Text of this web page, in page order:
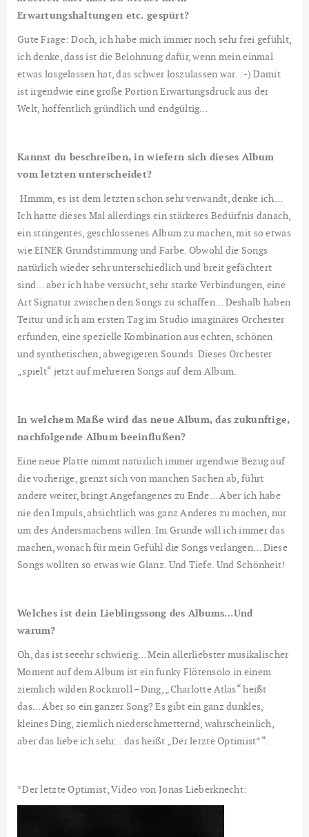
Erwartungshaltungen etc. gespürt?
Gute Frage: Doch, ich habe mich immer noch sehr frei gefühlt,
ich denke, dass ist die Belohnung dafür, wenn mein einmal
etwas losgelassen hat, das schwer loszulassen war. :-) Damit
ist irgendwie eine große Portion Erwartungsdruck aus der
Welt, hoffentlich gründlich und endgültig…
Kannst du beschreiben, in wiefern sich dieses Album
vom letzten unterscheidet?
Hmmm, es ist dem letzten schon sehr verwandt, denke ich…
Ich hatte dieses Mal allerdings ein stärkeres Bedürfnis danach,
ein stringentes, geschlossenes Album zu machen, mit so etwas
wie EINER Grundstimmung und Farbe. Obwohl die Songs
natürlich wieder sehr unterschiedlich und breit gefächtert
sind… aber ich habe versucht, sehr starke Verbindungen, eine
Art Signatur zwischen den Songs zu schaffen… Deshalb haben
Teitur und ich am ersten Tag im Studio imaginäres Orchester
erfunden, eine spezielle Kombination aus echten, schönen
und synthetischen, abwegigeren Sounds. Dieses Orchester
„spielt“ jetzt auf mehreren Songs auf dem Album.
In welchem Maße wird das neue Album, das zukünftige,
nachfolgende Album beeinflußen?
Eine neue Platte nimmt natürlich immer irgendwie Bezug auf
die vorherige, grenzt sich von manchen Sachen ab, führt
andere weiter, bringt Angefangenes zu Ende… Aber ich habe
nie den Impuls, absichtlich was ganz Anderes zu machen, nur
um des Andersmachens willen. Im Grunde will ich immer das
machen, wonach für mein Gefühl die Songs verlangen… Diese
Songs wollten so etwas wie Glanz. Und Tiefe. Und Schönheit!
Welches ist dein Lieblingssong des Albums…Und
warum?
Oh, das ist seeehr schwierig… Mein allerliebster musikalischer
Moment auf dem Album ist ein funky Flötensolo in einem
ziemlich wilden Rocknroll –Ding, „Charlotte Atlas“ heißt
das… Aber so ein ganzer Song? Es gibt ein ganz dunkles,
kleines Ding, ziemlich niederschmetternd, wahrscheinlich,
aber das liebe ich sehr… das heißt „Der letzte Optimist*“.
*Der letzte Optimist, Video von Jonas Lieberknecht: